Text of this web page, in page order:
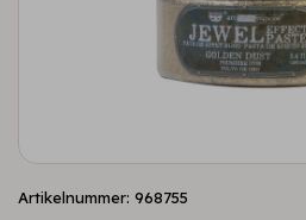
Artikelnummer: 968755